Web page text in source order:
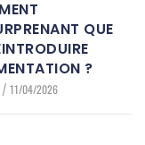
QUE
?
/ 11/04/2026